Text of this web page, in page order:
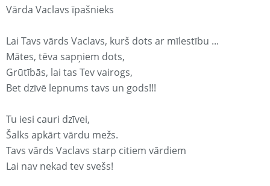
Vārda Vaclavs īpašnieks
Lai Tavs vārds Vaclavs, kurš dots ar mīlestību ...
Mātes, tēva sapņiem dots,
Grūtībās, lai tas Tev vairogs,
Bet dzīvē lepnums tavs un gods!!!
Tu iesi cauri dzīvei,
Šalks apkārt vārdu mežs.
Tavs vārds Vaclavs starp citiem vārdiem
Lai nav nekad tev svešs!